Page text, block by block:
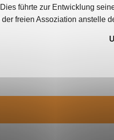
führte zur Entwicklung
freien Assoziation anstelle